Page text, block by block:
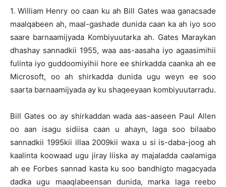
1. William Henry oo caan ku ah Bill Gates waa ganacsade
maalqabeen ah, maal-gashade dunida caan ka ah iyo soo
saare barnaamijyada Kombiyuutarka ah. Gates Maraykan
dhashay sannadkii 1955, waa aas-aasaha iyo agaasimihii
fulinta iyo guddoomiyihii hore ee shirkadda caanka ah ee
Microsoft, oo ah shirkadda dunida ugu weyn ee soo
saarta barnaamijyada ay ku shaqeeyaan kombiyuutarradu.
Bill Gates oo ay shirkaddan wada aas-aaseen Paul Allen
oo aan isagu sidiisa caan u ahayn, laga soo bilaabo
sannadkii 1995kii illaa 2009kii waxa u si is-daba-joog ah
kaalinta koowaad ugu jiray liiska ay majaladda caalamiga
ah ee Forbes sannad kasta ku soo bandhigto magacyada
dadka ugu maaqlabeensan dunida, marka laga reebo